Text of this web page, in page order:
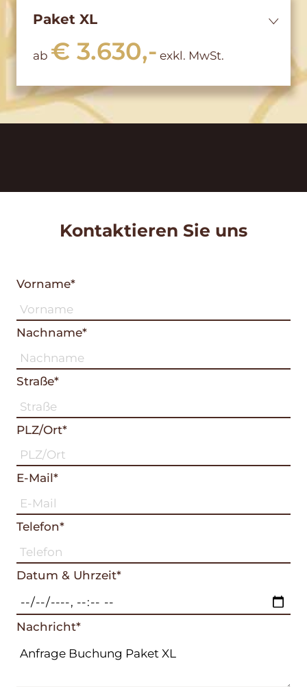
Paket XL
ab € 3.630,- exkl. MwSt.
Kontaktieren Sie uns
Vorname*
Nachname*
Straße*
PLZ/Ort*
E-Mail*
Telefon*
Datum & Uhrzeit*
Nachricht*